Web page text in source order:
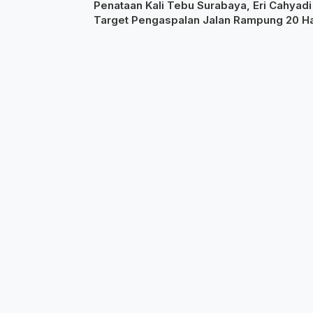
Penataan Kali Tebu Surabaya, Eri Cahyadi
Target Pengaspalan Jalan Rampung 20